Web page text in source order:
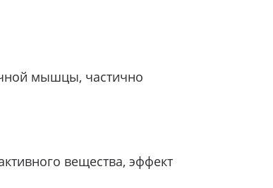
мышцы, частично
вещества, эффект